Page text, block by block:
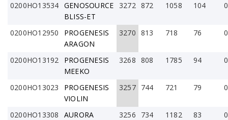
0200HO13534 GENOSOURCE
BLISS-ET
3272 872 1058 104
0200HO12950
PROGENESIS
ARAGON
3270 813 718 76
0200HO13192
PROGENESIS
MEEKO
3268 808 1785 94
0200HO13023
PROGENESIS
VIOLIN
3257 744 721 79
0200HO13308
AURORA
3256 734 1182 83